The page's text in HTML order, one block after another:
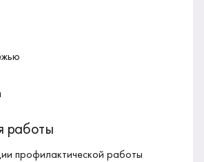
работы
профилактической работы